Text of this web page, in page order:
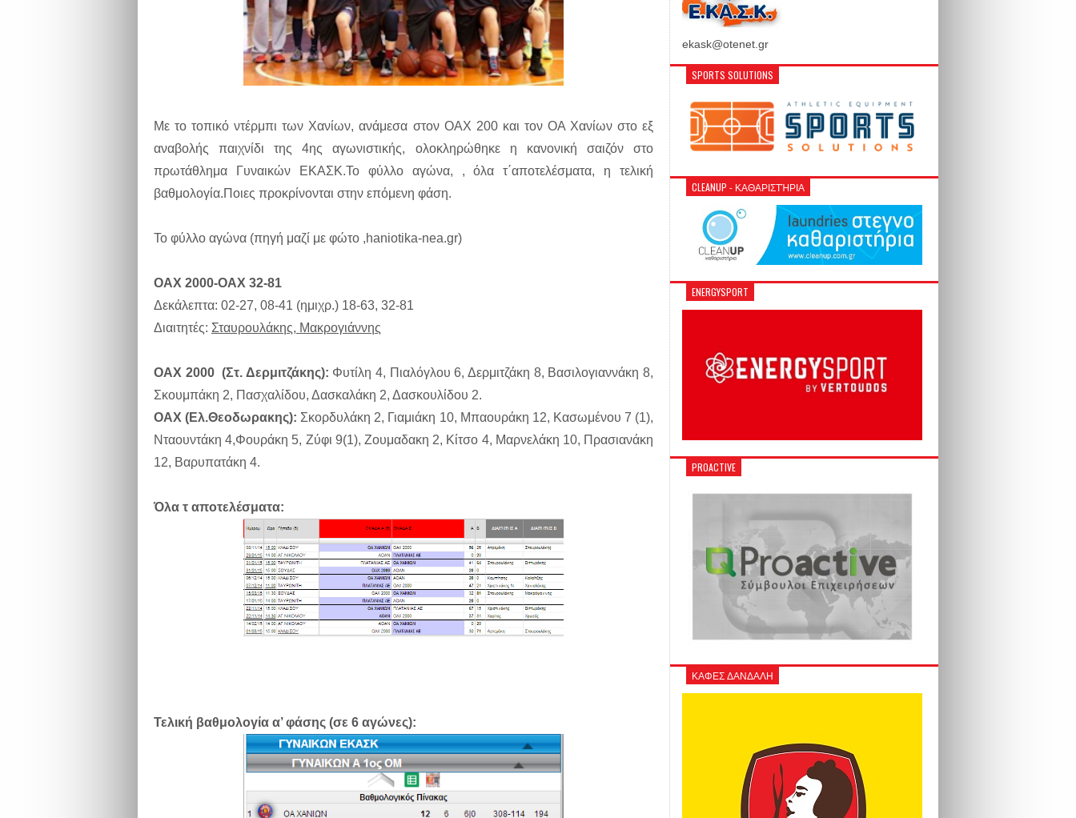
Με το τοπικό ντέρμπι των Χανίων, ανάμεσα στον ΟΑΧ 200 και τον ΟΑ Χανίων στο εξ
αναβολής παιχνίδι της 4ης αγωνιστικής, ολοκληρώθηκε η κανονική σαιζόν στο
πρωτάθλημα Γυναικών ΕΚΑΣΚ.Το φύλλο αγώνα, , όλα τ΄αποτελέσματα, η τελική
βαθμολογία.Ποιες προκρίνονται στην επόμενη φάση.
Το φύλλο αγώνα (πηγή μαζί με φώτο ,haniotika-nea.gr)
OAX 2000-ΟΑΧ 32-81
Δεκάλεπτα: 02-27, 08-41 (ημιχρ.) 18-63, 32-81
Διαιτητές: Σταυρουλάκης, Μακρογιάννης
OAX 2000 (Στ. Δερμιτζάκης): Φυτίλη 4, Πιαλόγλου 6, Δερμιτζάκη 8, Βασιλογιαννάκη 8,
Σκουμπάκη 2, Πασχαλίδου, Δασκαλάκη 2, Δασκουλίδου 2.
ΟAX (Ελ.Θεοδωρακης): Σκορδυλάκη 2, Γιαμιάκη 10, Μπαουράκη 12, Κασωμένου 7 (1),
Νταουντάκη 4,Φουράκη 5, Ζύφι 9(1), Ζουμαδακη 2, Κίτσο 4, Μαρνελάκη 10, Πρασιανάκη
12, Βαρυπατάκη 4.
Όλα τ αποτελέσματα:
Τελική βαθμολογία α’ φάσης (σε 6 αγώνες):
ekask@otenet.gr
SPORTS SOLUTIONS
CLEANUP - ΚΑΘΑΡΙΣΤΉΡΙΑ
ENERGYSPORT
PROACTIVE
ΚΑΦΕΣ ΔΑΝΔΑΛΗ